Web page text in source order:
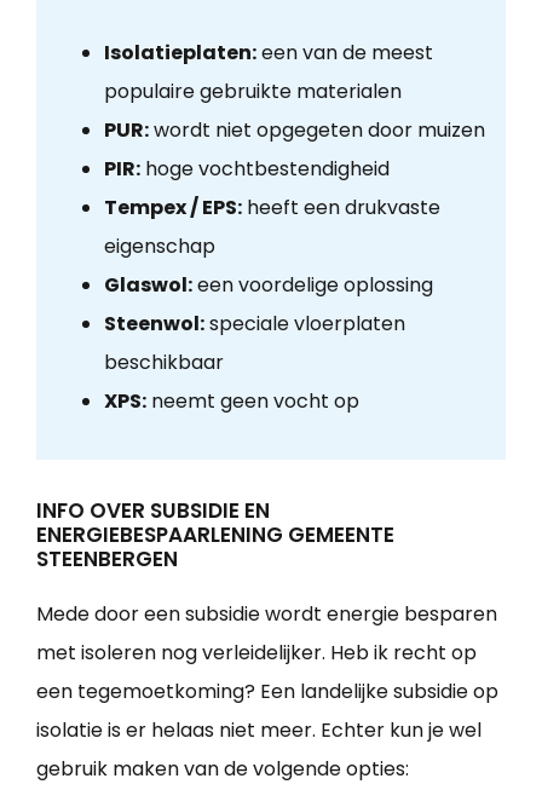
Isolatieplaten:een van de meest
populaire gebruikte materialen
PUR:wordt niet opgegeten door muizen
PIR:hoge vochtbestendigheid
Tempex / EPS:heeft een drukvaste
eigenschap
Glaswol:een voordelige oplossing
Steenwol:speciale vloerplaten
beschikbaar
XPS:neemt geen vocht op
INFO OVER SUBSIDIE EN
ENERGIEBESPAARLENING GEMEENTE
STEENBERGEN
Mede door een subsidie wordt energie besparen
met isoleren nog verleidelijker. Heb ik recht op
een tegemoetkoming? Een landelijke subsidie op
isolatie is er helaas niet meer. Echter kun je wel
gebruik maken van de volgende opties: